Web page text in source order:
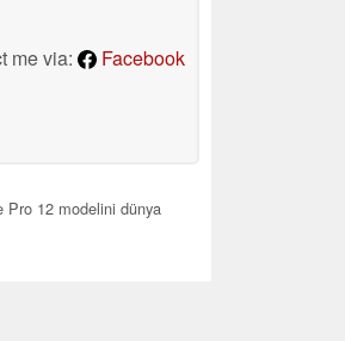
me via:
Facebook
12 modelini dünya